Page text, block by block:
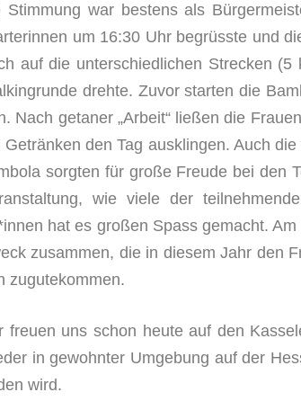
Stim­mung war bes­tens als
um 16:30 Uhr begrüss­te und
auf die unter­schied­li­chen Stre­cken
dreh­te. Zuvor star­ten die
Nach geta­ner „Arbeit“ lie­ßen die
Geträn­ken den Tag aus­klin­gen. Auch
sorg­ten für gro­ße Freu­de bei den
wie vie­le der
hat es gro­ßen Spass gemacht.
zusam­men, die in die­sem Jahr den
zugutekommen.
freu­en uns schon heu­te auf den
in gewohn­ter Umge­bung auf der
wird.